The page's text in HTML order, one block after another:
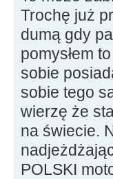
Trochę już
dumą gdy
pomysłem
sobie
sobie tego
wierzę że
na świecie.
POLSKI